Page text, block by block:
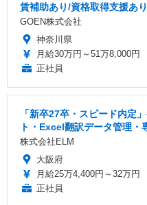
賃補助あり/資格取得支援あり
GOEN株式会社
神奈川県
月給30万円～51万8,000円
正社員
「新卒27卒・スピード内定
ト・Excel翻訳データ管理・
株式会社ELM
大阪府
月給25万4,400円～32万円
正社員